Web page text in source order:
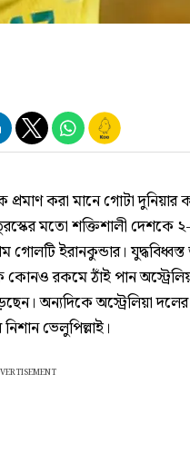
করা মানে গোটা দুনিয়ার
মতো শক্তিশালী দেশকে
গোলটি ইরানকুন্ডার।
রকমে ঠাঁই পান
অন্যদিকে অস্ট্রেলিয়া
ভেলুপিল্লাই।